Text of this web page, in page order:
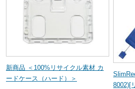
新商品 ＜100%リサイクル素材 カ
ードケース（ハード）＞
8002)[